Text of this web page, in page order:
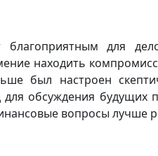
благоприятным для
находить
был настроен
для обсуждения будущих
вопросы лучше